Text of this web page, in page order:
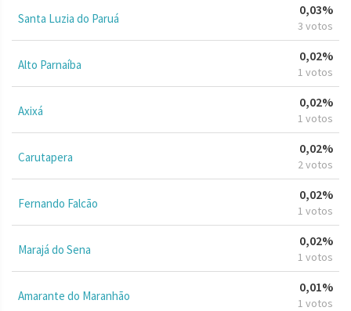
Santa Luzia do Paruá
0,03%
3 votos
Alto Parnaíba
0,02%
1 votos
Axixá
0,02%
1 votos
Carutapera
0,02%
2 votos
Fernando Falcão
0,02%
1 votos
Marajá do Sena
0,02%
1 votos
Amarante do Maranhão
0,01%
1 votos